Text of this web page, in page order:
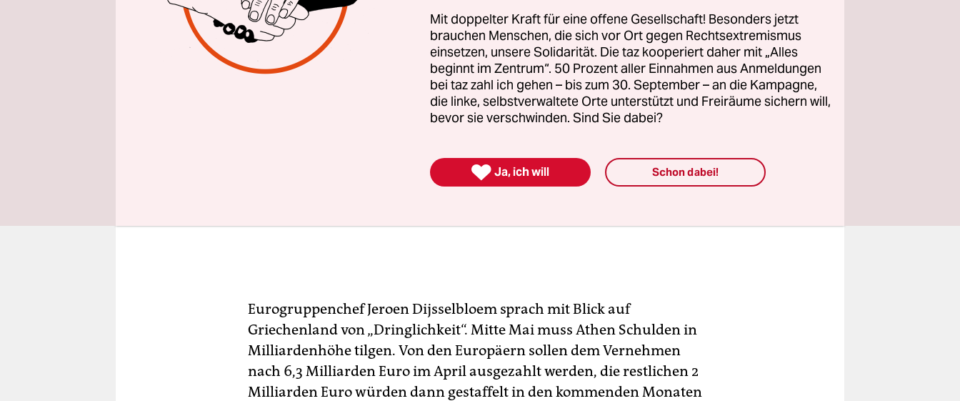
Hilfen geebnet.
Eurogruppenchef Jeroen Dijsselbloem sprach mit Blick auf
Griechenland von „Dringlichkeit“. Mitte Mai muss Athen Schulden in
Milliardenhöhe tilgen. Von den Europäern sollen dem Vernehmen
nach 6,3 Milliarden Euro im April ausgezahlt werden, die restlichen 2
Milliarden Euro würden dann gestaffelt in den kommenden Monaten
Mit doppelter Kraft für eine offene Gesellschaft! Besonders jetzt
brauchen Menschen, die sich vor Ort gegen Rechtsextremismus
einsetzen, unsere Solidarität. Die taz kooperiert daher mit „Alles
beginnt im Zentrum“. 50 Prozent aller Einnahmen aus Anmeldungen
bei taz zahl ich gehen – bis zum 30. September – an die Kampagne,
die linke, selbstverwaltete Orte unterstützt und Freiräume sichern will,
bevor sie verschwinden. Sind Sie dabei?
 Ja, ich will Schon dabei!